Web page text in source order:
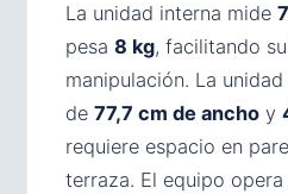
La unidad interna mide
pesa 8 kg, facilitando
manipulación. La
de 77,7 cm de ancho y
requiere espacio en
terraza. El equipo